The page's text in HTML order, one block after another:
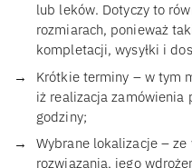
lub leków. Dotyczy to
rozmiarach, ponieważ
kompletacji, wysyłki i
Krótkie terminy – w tym
iż realizacja zamówienia
godziny;
Wybrane lokalizacje –
rozwiązania, jego